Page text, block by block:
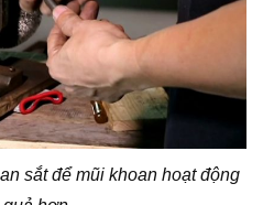
sắt để mũi khoan hoạt động